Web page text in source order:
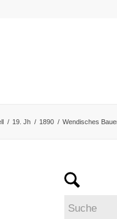
/ 19. Jh / 1890 / Wendisches